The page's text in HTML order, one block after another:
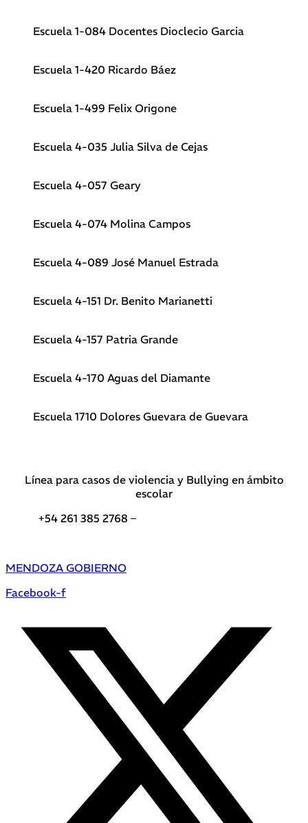
Escuela 1-084 Docentes Dioclecio Garcia
Escuela 1-420 Ricardo Báez
Escuela 1-499 Felix Origone
Escuela 4-035 Julia Silva de Cejas
Escuela 4-057 Geary
Escuela 4-074 Molina Campos
Escuela 4-089 José Manuel Estrada
Escuela 4-151 Dr. Benito Marianetti
Escuela 4-157 Patria Grande
Escuela 4-170 Aguas del Diamante
Escuela 1710 Dolores Guevara de Guevara
Línea para casos de violencia y Bullying en ámbito
escolar
+54 261 385 2768 –
MENDOZA GOBIERNO
Facebook-f